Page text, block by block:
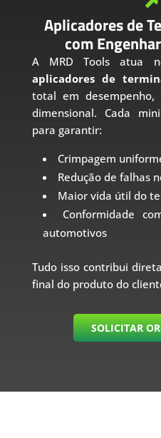
Aplicadores de
com
A MRD Tools atua
aplicadores de
total em desempenho,
dimensional. Cada
para garantir:
Crimpagem
Redução de falhas
Maior vida útil do
Conformidade
automotivos
Tudo isso contribui
final do produto do
SOLICITAR